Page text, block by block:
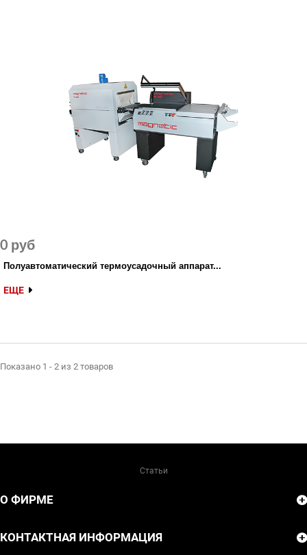
Полуавтоматический термоусадочный аппарат...
0 руб
ЕЩЕ
Показано 1 - 2 из 2 товаров
Статьи
О ФИРМЕ
КОНТАКТНАЯ ИНФОРМАЦИЯ